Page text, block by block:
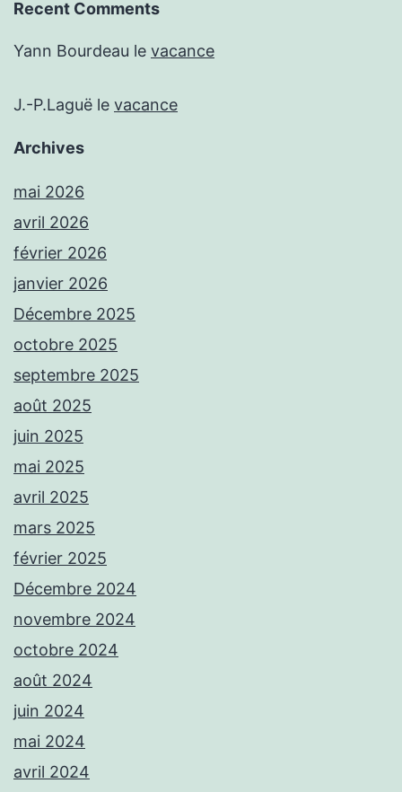
Recent Comments
Yann Bourdeau le vacance
J.-P.Laguë le vacance
Archives
mai 2026
avril 2026
février 2026
janvier 2026
Décembre 2025
octobre 2025
septembre 2025
août 2025
juin 2025
mai 2025
avril 2025
mars 2025
février 2025
Décembre 2024
novembre 2024
octobre 2024
août 2024
juin 2024
mai 2024
avril 2024